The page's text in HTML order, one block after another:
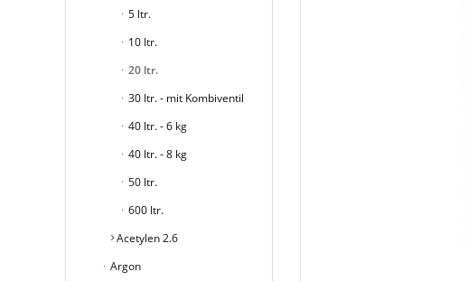
5 ltr.
10 ltr.
20 ltr.
30 ltr. - mit Kombiventil
40 ltr. - 6 kg
40 ltr. - 8 kg
50 ltr.
600 ltr.
Acetylen 2.6
Argon